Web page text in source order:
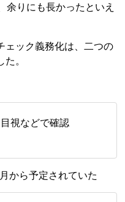
余りにも長かったといえ
ェック義務化は、二つの
。
視などで確認
から予定されていた